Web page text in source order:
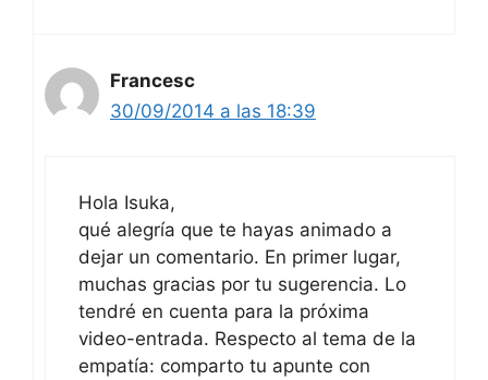
Francesc
30/09/2014 a las 18:39
Hola Isuka,
qué alegría que te hayas animado a
dejar un comentario. En primer lugar,
muchas gracias por tu sugerencia. Lo
tendré en cuenta para la próxima
video-entrada. Respecto al tema de la
empatía: comparto tu apunte con